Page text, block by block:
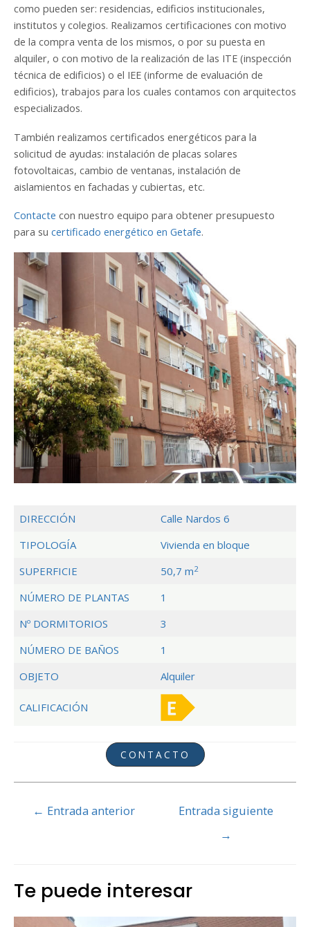
como pueden ser: residencias, edificios institucionales,
institutos y colegios. Realizamos certificaciones con motivo
de la compra venta de los mismos, o por su puesta en
alquiler, o con motivo de la realización de las ITE (inspección
técnica de edificios) o el IEE (informe de evaluación de
edificios), trabajos para los cuales contamos con arquitectos
especializados.
También realizamos certificados energéticos para la
solicitud de ayudas: instalación de placas solares
fotovoltaicas, cambio de ventanas, instalación de
aislamientos en fachadas y cubiertas, etc.
Contacte con nuestro equipo para obtener presupuesto
para su certificado energético en Getafe.
DIRECCIÓN
Calle Nardos 6
TIPOLOGÍA
Vivienda en bloque
SUPERFICIE
50,7 m2
NÚMERO DE PLANTAS
1
Nº DORMITORIOS
3
NÚMERO DE BAÑOS
1
OBJETO
Alquiler
CALIFICACIÓN
CONTACTO
Navegación
← Entrada anterior
Entrada siguiente
→
Te puede interesar